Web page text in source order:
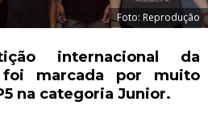
Foto: Reprodução
internacional da
foi marcada por muito
na categoria Junior.